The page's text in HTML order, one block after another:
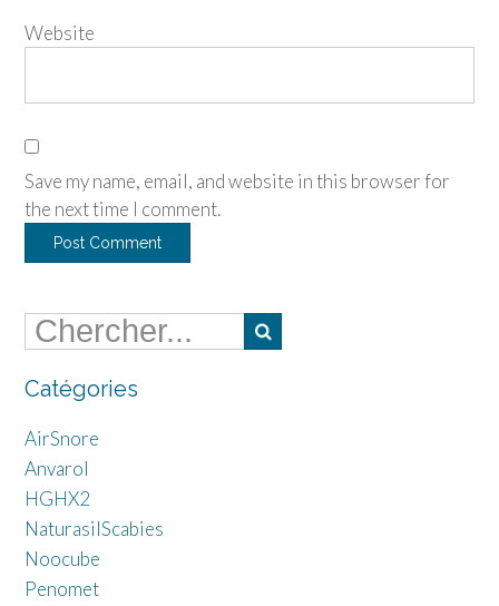
Website
Save my name, email, and website in this browser for
the next time I comment.
Catégories
AirSnore
Anvarol
HGHX2
NaturasilScabies
Noocube
Penomet